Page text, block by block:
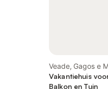
Veade, Gagos e
Portugal
Vakantiehuis
Balkon en Tuin